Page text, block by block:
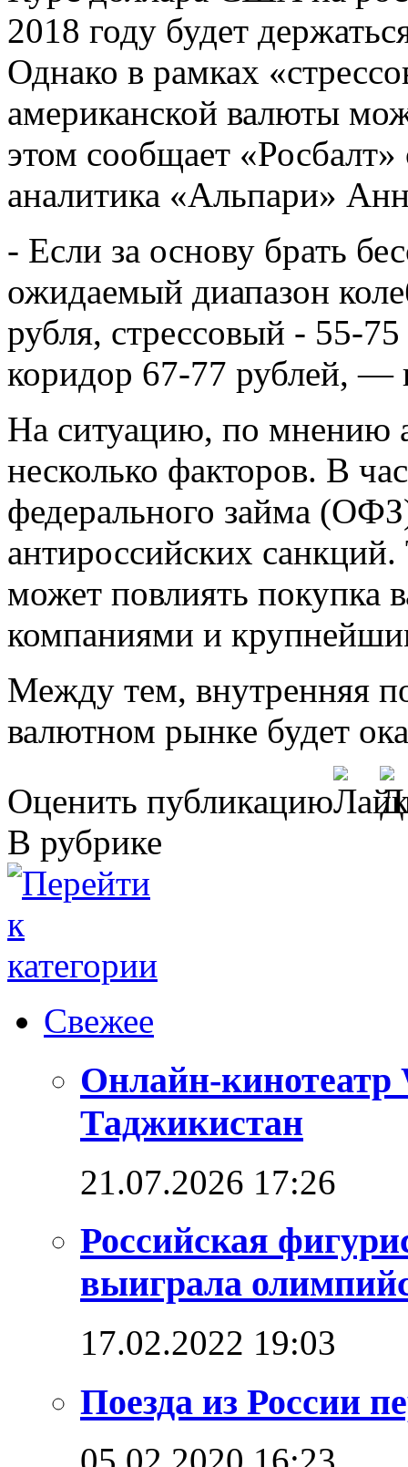
2018 году будет
Однако в рамках
американской валюты
этом сообщает
аналитика «Альпари»
- Если за основу брать
ожидаемый диапазон
рубля, стрессовый - 55-
коридор 67-77 рублей, —
На ситуацию, по мнению
несколько факторов. В
федерального займа
антироссийских
может повлиять
компаниями и
Между тем, внутренняя
валютном рынке будет
Оценить публикацию
В рубрике
Свежее
Онлайн-
Таджикистан
21.07.2026 17:26
Российская
выиграла
17.02.2022 19:03
Поезда из России